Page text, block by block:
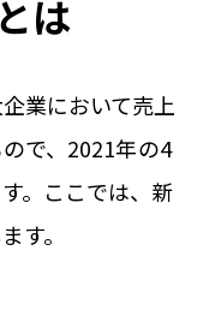
は
業において売上
で、2021年の4
。ここでは、新
す。